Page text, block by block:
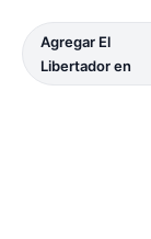
Agregar El
Libertador en